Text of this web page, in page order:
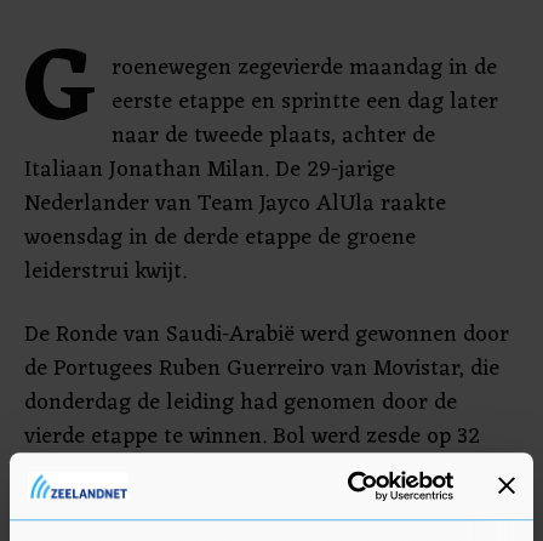
G roenewegen zegevierde maandag in de
eerste etappe en sprintte een dag later
naar de tweede plaats, achter de
Italiaan Jonathan Milan. De 29-jarige
Nederlander van Team Jayco AlUla raakte
woensdag in de derde etappe de groene
leiderstrui kwijt.
De Ronde van Saudi-Arabië werd gewonnen door
de Portugees Ruben Guerreiro van Movistar, die
donderdag de leiding had genomen door de
vierde etappe te winnen. Bol werd zesde op 32
seconden.